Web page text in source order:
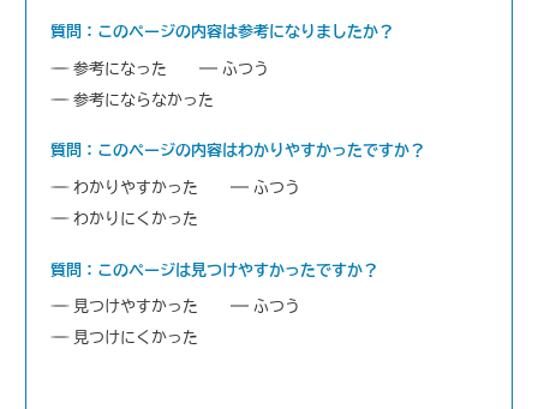
質問：このページの内容は参考になりましたか？
参考になった
ふつう
参考にならなかった
質問：このページの内容はわかりやすかったですか？
わかりやすかった
ふつう
わかりにくかった
質問：このページは見つけやすかったですか？
見つけやすかった
ふつう
見つけにくかった